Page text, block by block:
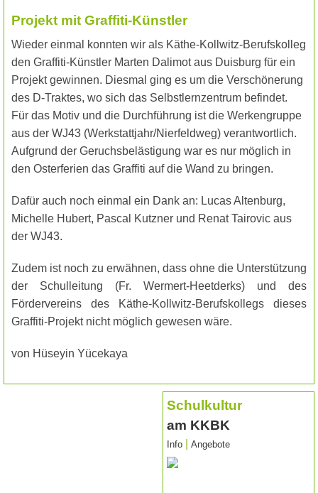
Projekt mit Graffiti-Künstler
Wieder einmal konnten wir als Käthe-Kollwitz-Berufskolleg
den Graffiti-Künstler Marten Dalimot aus Duisburg für ein
Projekt gewinnen. Diesmal ging es um die Verschönerung
des D-Traktes, wo sich das Selbstlernzentrum befindet.
Für das Motiv und die Durchführung ist die Werkengruppe
aus der WJ43 (Werkstattjahr/Nierfeldweg) verantwortlich.
Aufgrund der Geruchsbelästigung war es nur möglich in
den Osterferien das Graffiti auf die Wand zu bringen.
Dafür auch noch einmal ein Dank an: Lucas Altenburg,
Michelle Hubert, Pascal Kutzner und Renat Tairovic aus
der WJ43.
Zudem ist noch zu erwähnen, dass ohne die Unterstützung
der Schulleitung (Fr. Wermert-Heetderks) und des
Fördervereins des Käthe-Kollwitz-Berufskollegs dieses
Graffiti-Projekt nicht möglich gewesen wäre.
von Hüseyin Yücekaya
Schulkultur
am KKBK
Info Angebote